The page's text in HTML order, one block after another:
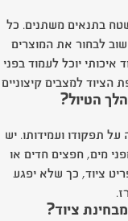
בתנאים משתנים. כל
לבחור את המוצרים
יוכל לעמוד בפני
למצבים קיצוניים
הטיול?
תפקודו ועמידותו. יש
מים, חפצים חדים או
ציוד, כך שלא יפגע
ציוד?